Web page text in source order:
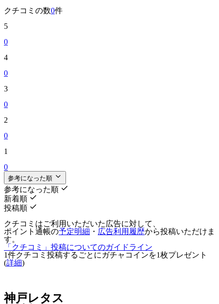
クチコミの数0件
5
0
4
0
3
0
2
0
1
0
参考になった順
参考になった順
新着順
投稿順
クチコミはご利用いただいた広告に対して、
ポイント通帳の予定明細 ・ 広告利用履歴から投稿いただけま
す。
「クチコミ」投稿についてのガイドライン
1件クチコミ投稿するごとに ガチャコインを1枚プレゼント
(詳細)
神戸レタス